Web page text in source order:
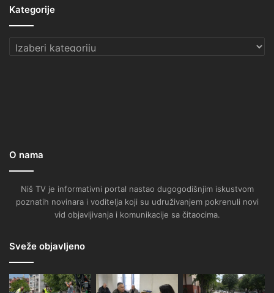
Kategorije
Kategorije
O nama
Niš TV je informativni portal nastao dugogodišnjim iskustvom
poznatih novinara i voditelja koji su udruživanjem pokrenuli novi
vid objavljivanja i komunikacije sa čitaocima.
Sveže objavljeno